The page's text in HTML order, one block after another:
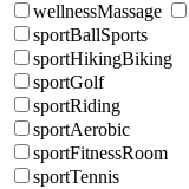
wellnessMassage
sportBallSports
sportHikingBiking
sportGolf
sportRiding
sportAerobic
sportFitnessRoom
sportTennis